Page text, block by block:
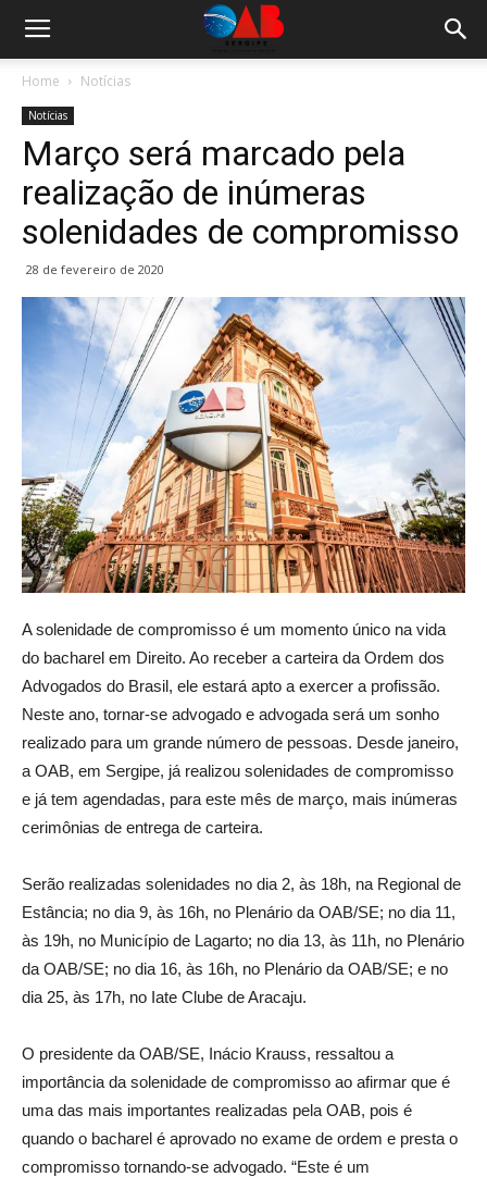
Home Notícias
Notícias
Março será marcado pela
realização de inúmeras
solenidades de compromisso
28 de fevereiro de 2020
A solenidade de compromisso é um momento único na vida
do bacharel em Direito. Ao receber a carteira da Ordem dos
Advogados do Brasil, ele estará apto a exercer a profissão.
Neste ano, tornar-se advogado e advogada será um sonho
realizado para um grande número de pessoas. Desde janeiro,
a OAB, em Sergipe, já realizou solenidades de compromisso
e já tem agendadas, para este mês de março, mais inúmeras
cerimônias de entrega de carteira.
Serão realizadas solenidades no dia 2, às 18h, na Regional de
Estância; no dia 9, às 16h, no Plenário da OAB/SE; no dia 11,
às 19h, no Município de Lagarto; no dia 13, às 11h, no Plenário
da OAB/SE; no dia 16, às 16h, no Plenário da OAB/SE; e no
dia 25, às 17h, no Iate Clube de Aracaju.
O presidente da OAB/SE, Inácio Krauss, ressaltou a
importância da solenidade de compromisso ao afirmar que é
uma das mais importantes realizadas pela OAB, pois é
quando o bacharel é aprovado no exame de ordem e presta o
compromisso tornando-se advogado. “Este é um